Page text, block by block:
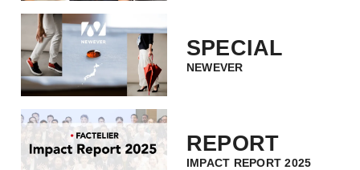
SPECIAL
NEWEVER
REPORT
IMPACT REPORT 2025